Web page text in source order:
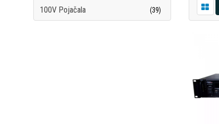
100V Pojačala (39)